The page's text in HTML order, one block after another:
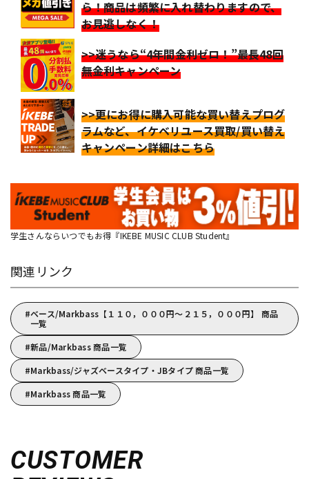
ら！商品は頻繁に入れ替わりますので、
お見逃しなく！
>>迷うなら“4年間金利ゼロ！”最長48回
無金利キャンペーン
>>更にお得に購入可能な買い替えプログ
ラムなど、イケベリユース買取/買い替え
キャンペーン詳細はこちら
学生さんならいつでもお得『IKEBE MUSIC CLUB Student』
関連リンク
ベース/Markbass【１１０，０００円～２１５，０００円】 商品
一覧
新品/Markbass 商品一覧
Markbass/ジャズベースタイプ・JBタイプ 商品一覧
Markbass 商品一覧
CUSTOMER